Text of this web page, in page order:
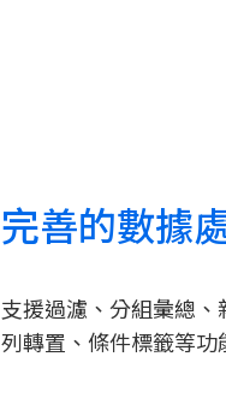
完善的數據
支援過濾、分組彙總
列轉置、條件標籤等功